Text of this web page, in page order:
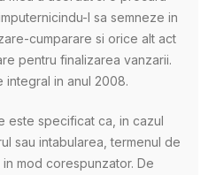
l sa semneze in
cumparare si orice alt act
pentru finalizarea vanzarii.
integral in anul 2008.
este specificat ca, in cazul
sau intabularea, termenul de
mod corespunzator. De